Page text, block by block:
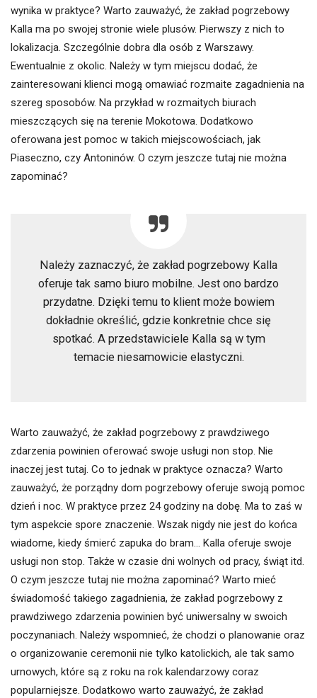
wynika w praktyce? Warto zauważyć, że zakład pogrzebowy
Kalla ma po swojej stronie wiele plusów. Pierwszy z nich to
lokalizacja. Szczególnie dobra dla osób z Warszawy.
Ewentualnie z okolic. Należy w tym miejscu dodać, że
zainteresowani klienci mogą omawiać rozmaite zagadnienia na
szereg sposobów. Na przykład w rozmaitych biurach
mieszczących się na terenie Mokotowa. Dodatkowo
oferowana jest pomoc w takich miejscowościach, jak
Piaseczno, czy Antoninów. O czym jeszcze tutaj nie można
zapominać?
Należy zaznaczyć, że zakład pogrzebowy Kalla
oferuje tak samo biuro mobilne. Jest ono bardzo
przydatne. Dzięki temu to klient może bowiem
dokładnie określić, gdzie konkretnie chce się
spotkać. A przedstawiciele Kalla są w tym
temacie niesamowicie elastyczni.
Warto zauważyć, że zakład pogrzebowy z prawdziwego
zdarzenia powinien oferować swoje usługi non stop. Nie
inaczej jest tutaj. Co to jednak w praktyce oznacza? Warto
zauważyć, że porządny dom pogrzebowy oferuje swoją pomoc
dzień i noc. W praktyce przez 24 godziny na dobę. Ma to zaś w
tym aspekcie spore znaczenie. Wszak nigdy nie jest do końca
wiadome, kiedy śmierć zapuka do bram… Kalla oferuje swoje
usługi non stop. Także w czasie dni wolnych od pracy, świąt itd.
O czym jeszcze tutaj nie można zapominać? Warto mieć
świadomość takiego zagadnienia, że zakład pogrzebowy z
prawdziwego zdarzenia powinien być uniwersalny w swoich
poczynaniach. Należy wspomnieć, że chodzi o planowanie oraz
o organizowanie ceremonii nie tylko katolickich, ale tak samo
urnowych, które są z roku na rok kalendarzowy coraz
popularniejsze. Dodatkowo warto zauważyć, że zakład